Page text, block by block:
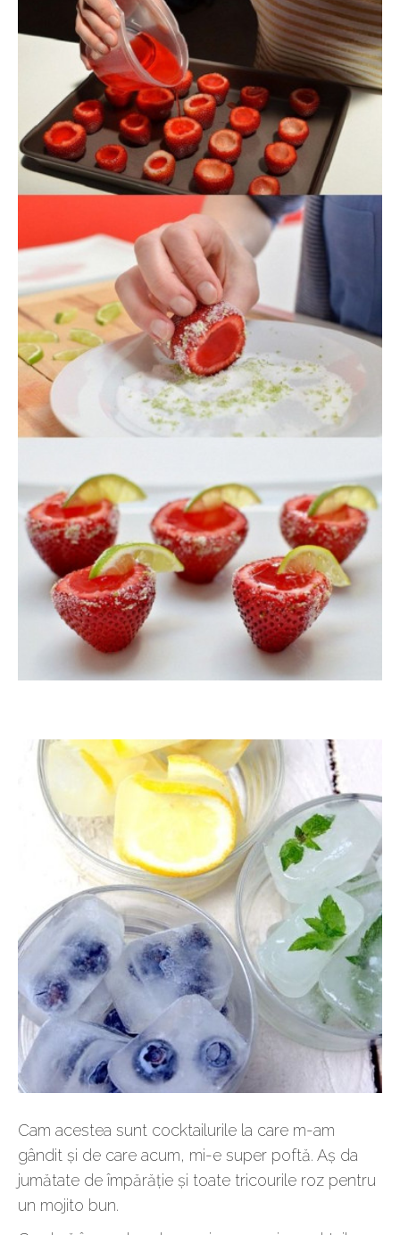
Cam acestea sunt cocktailurile la care m-am
gândit și de care acum, mi-e super poftă. Aș da
jumătate de împărăție și toate tricourile roz pentru
un mojito bun.